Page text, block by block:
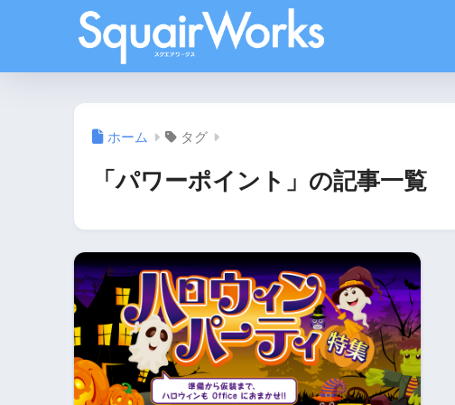
ホーム タグ
「パワーポイント」の記事一覧